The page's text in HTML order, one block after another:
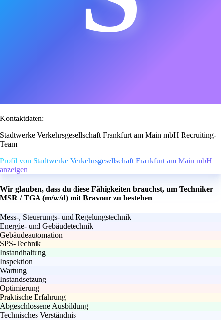
Kontaktdaten:
Stadtwerke Verkehrsgesellschaft Frankfurt am Main mbH Recruiting-
Team
Profil von Stadtwerke Verkehrsgesellschaft Frankfurt am Main mbH
anzeigen
Wir glauben, dass du diese Fähigkeiten brauchst, um Techniker
MSR / TGA (m/w/d) mit Bravour zu bestehen
Mess-, Steuerungs- und Regelungstechnik
Energie- und Gebäudetechnik
Gebäudeautomation
SPS-Technik
Instandhaltung
Inspektion
Wartung
Instandsetzung
Optimierung
Praktische Erfahrung
Abgeschlossene Ausbildung
Technisches Verständnis